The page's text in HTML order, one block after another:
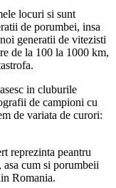
locuri si sunt
de porumbei, insa
generatii de vitezisti
de la 100 la 1000 km,
in cluburile
de campioni cu
de variata de curori:
reprezinta peantru
cum si porumbeii
Romania.